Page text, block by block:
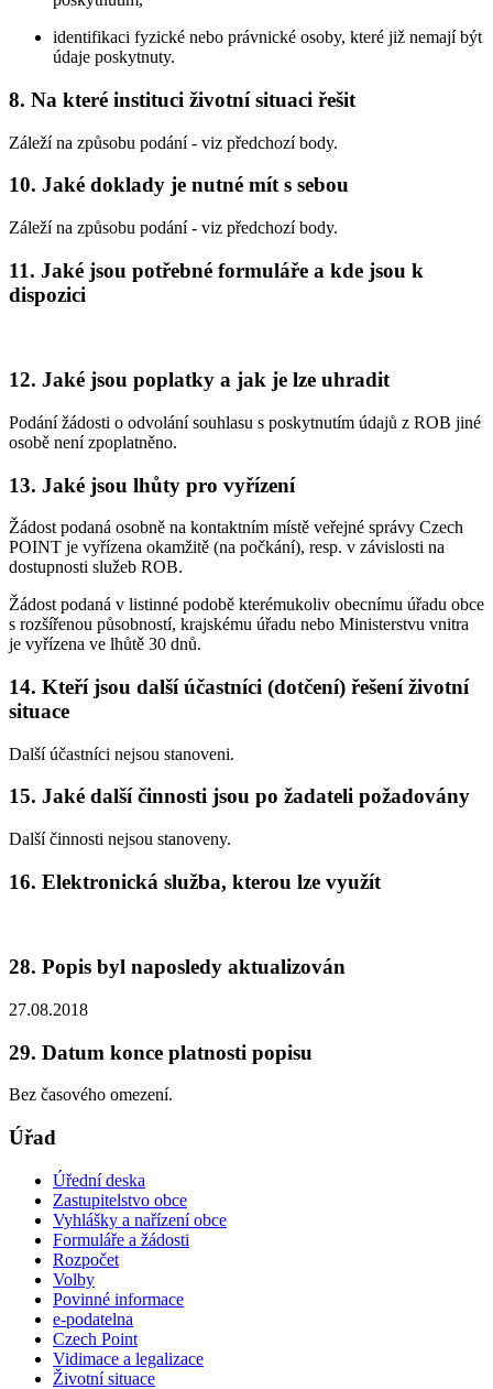
identifikaci fyzické nebo právnické osoby, které již nemají být
údaje poskytnuty.
8. Na které instituci životní situaci řešit
Záleží na způsobu podání - viz předchozí body.
10. Jaké doklady je nutné mít s sebou
Záleží na způsobu podání - viz předchozí body.
11. Jaké jsou potřebné formuláře a kde jsou k
dispozici
12. Jaké jsou poplatky a jak je lze uhradit
Podání žádosti o odvolání souhlasu s poskytnutím údajů z ROB jiné
osobě není zpoplatněno.
13. Jaké jsou lhůty pro vyřízení
Žádost podaná osobně na kontaktním místě veřejné správy Czech
POINT je vyřízena okamžitě (na počkání), resp. v závislosti na
dostupnosti služeb ROB.
Žádost podaná v listinné podobě kterémukoliv obecnímu úřadu obce
s rozšířenou působností, krajskému úřadu nebo Ministerstvu vnitra
je vyřízena ve lhůtě 30 dnů.
14. Kteří jsou další účastníci (dotčení) řešení životní
situace
Další účastníci nejsou stanoveni.
15. Jaké další činnosti jsou po žadateli požadovány
Další činnosti nejsou stanoveny.
16. Elektronická služba, kterou lze využít
28. Popis byl naposledy aktualizován
27.08.2018
29. Datum konce platnosti popisu
Bez časového omezení.
Úřad
Úřední deska
Zastupitelstvo obce
Vyhlášky a nařízení obce
Formuláře a žádosti
Rozpočet
Volby
Povinné informace
e-podatelna
Czech Point
Vidimace a legalizace
Životní situace